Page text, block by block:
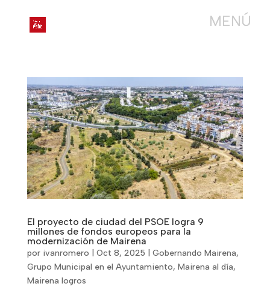
El proyecto de ciudad del PSOE logra 9
millones de fondos europeos para la
modernización de Mairena
por ivanromero Oct 8, 2025 Gobernando Mairena,
Grupo Municipal en el Ayuntamiento, Mairena al día,
Mairena logros